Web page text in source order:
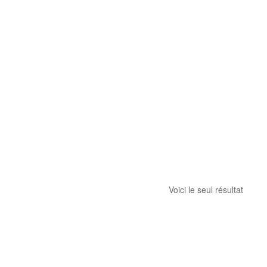
Voici le seul résultat